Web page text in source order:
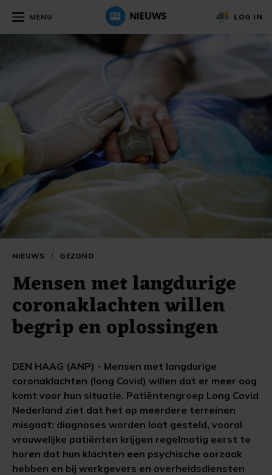
MENU LOG IN
NIEUWS / GEZOND
Mensen met langdurige
coronaklachten willen
begrip en oplossingen
DEN HAAG (ANP) - Mensen met langdurige
coronaklachten (long Covid) willen dat er meer oog
komt voor hun situatie. Patiëntengroep Long Covid
Nederland ziet dat het op meerdere terreinen
misgaat: diagnoses worden laat gesteld, vooral
vrouwelijke patiënten krijgen regelmatig eerst te
horen dat hun klachten een psychische oorzaak
hebben en bij werkgevers en overheidsdiensten